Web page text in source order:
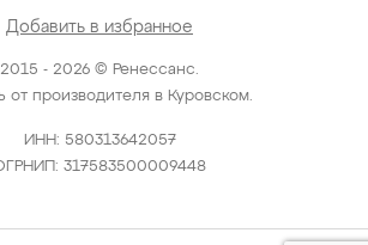
2015 - 2026 © Ренессанс.
от производителя в Куровском.
ИНН: 580313642057
317583500009448
Добавить в избранное